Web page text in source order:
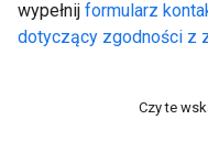
wypełnij formularz
dotyczący zgodności z
Czy te